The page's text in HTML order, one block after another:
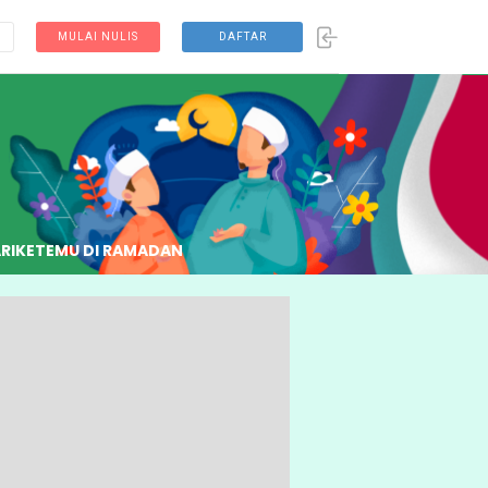
MULAI NULIS DAFTAR
KETEMU DI RAMADAN